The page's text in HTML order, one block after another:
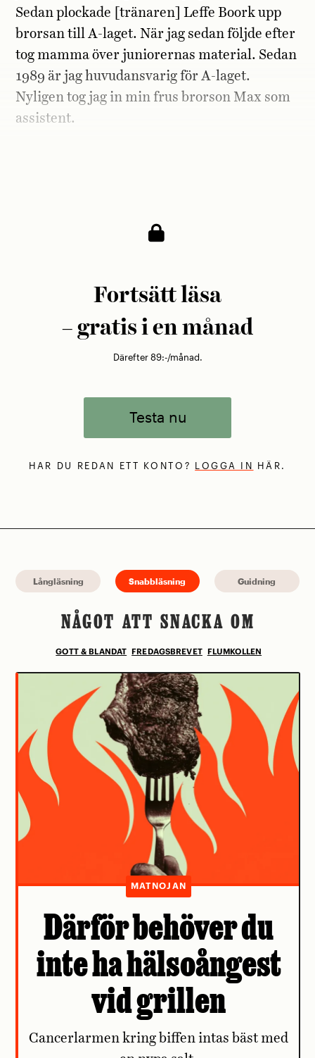
Sedan plockade [tränaren] Leffe Boork upp
brorsan till A-laget. När jag sedan följde efter
tog mamma över juniorernas material. Sedan
1989 är jag huvudansvarig för A-laget.
Nyligen tog jag in min frus brorson Max som
assistent.
Fortsätt läsa
– gratis i en månad
Därefter 89:-/månad.
Testa nu
HAR DU REDAN ETT KONTO? LOGGA IN HÄR.
Långläsning Snabbläsning Guidning
NÅGOT ATT SNACKA OM
GOTT & BLANDAT FREDAGSBREVET FLUMKOLLEN
MATNOJAN
Därför behöver du
inte ha hälsoångest
vid grillen
Cancerlarmen kring biffen intas bäst med